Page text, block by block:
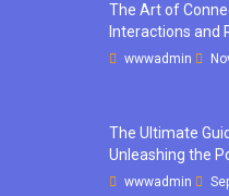
The Art of
Interactions and
wwwadmin
The Ultimate
Unleashing the
wwwadmin